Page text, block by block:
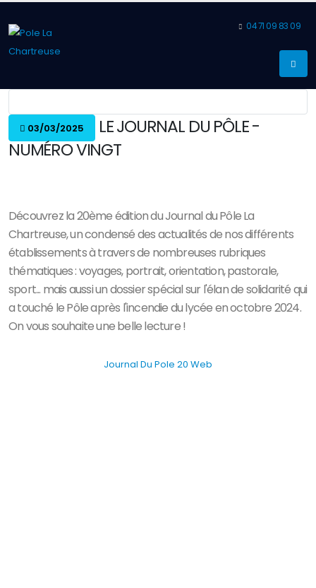
04 71 09 83 09
03/03/2025
LE JOURNAL DU PÔLE -
NUMÉRO VINGT
Découvrez la 20ème édition du Journal du Pôle La
Chartreuse, un condensé des actualités de nos différents
établissements à travers de nombreuses rubriques
thématiques : voyages, portrait, orientation, pastorale,
sport... mais aussi un dossier spécial sur l'élan de solidarité qui
a touché le Pôle après l'incendie du lycée en octobre 2024.
On vous souhaite une belle lecture !
Journal Du Pole 20 Web